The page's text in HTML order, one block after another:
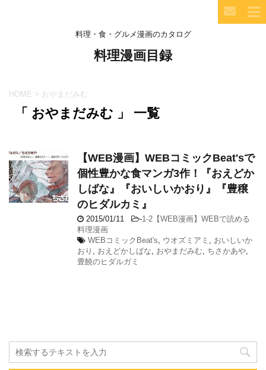
料理・食・グルメ漫画のカタログ
料理漫画目録
HOME > おやまだみむ
「 おやまだみむ 」 一覧
【WEB漫画】WEBコミックBeat'sで
個性豊かな食マンガ3作！『おえどか
しばな』『おいしいかおり』『豊穣
のヒダルカミ』
2015/01/11 -1-2【WEB漫画】WEBで読める
料理漫画
WEBコミックBeat's, ウオズミアミ , おいしいか
おり , おえどかしばな, おやまだみむ, ちさかあや,
豊饒のヒダルガミ